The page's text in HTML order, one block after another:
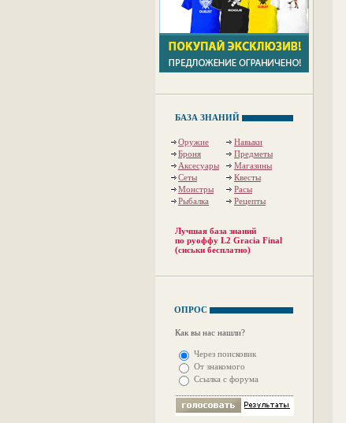
БАЗА ЗНАНИЙ
Оружие
Навыки
Броня
Предметы
Аксесуары
Магазины
Сеты
Квесты
Монстры
Расы
Рыбалка
Рецепты
Лучшая база знаний
по руоффу L2 Gracia Final
(сиськи бесплатно)
ОПРОС
Как вы нас нашли?
Через поисковик
От знакомого
Ссылка с форума